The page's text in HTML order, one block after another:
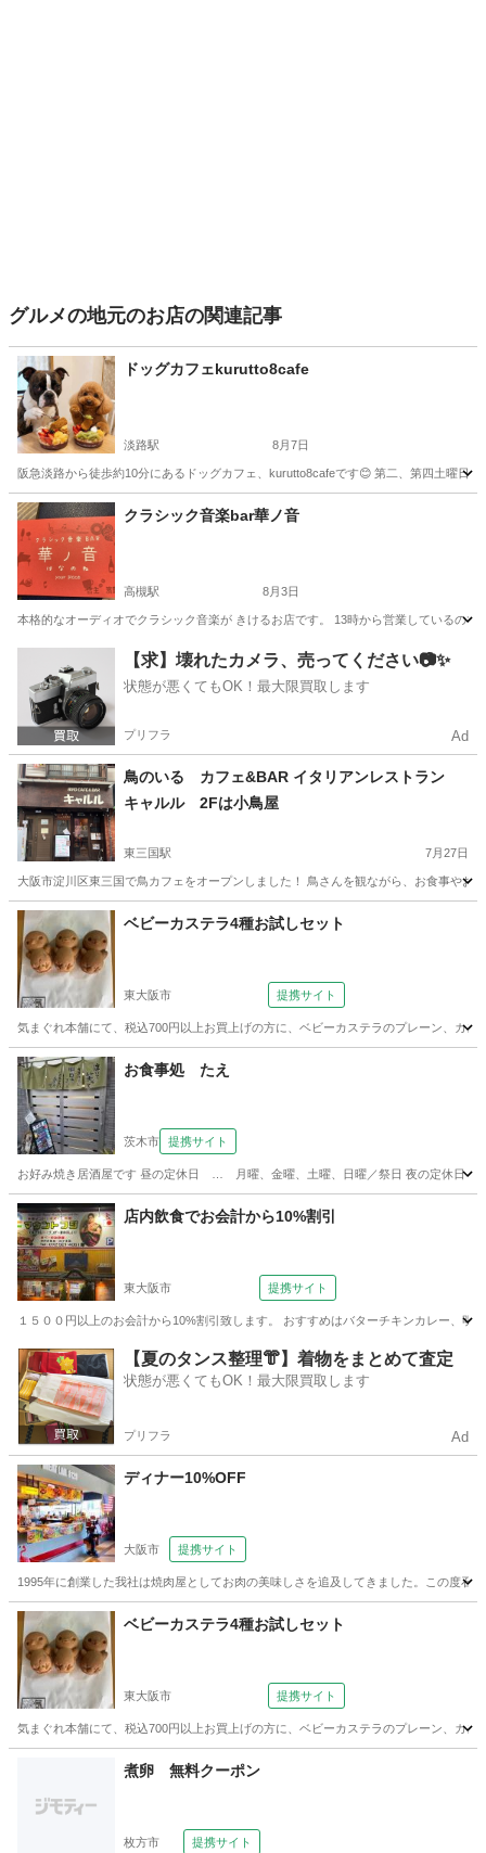
グルメの地元のお店の関連記事
ドッグカフェkurutto8cafe
淡路駅 8月7日
阪急淡路から徒歩約10分にあるドッグカフェ、kurutto8cafeです😊 第二、第四土曜日
大阪 大阪市 淡路駅 グルメ
クラシック音楽bar華ノ音
高槻駅 8月3日
本格的なオーディオでクラシック音楽が きけるお店です。 13時から営業しているの
高槻駅 カフェ
【求】壊れたカメラ、売ってください📷✨
状態が悪くてもOK！最大限買取します
プリフラ Ad
鳥のいる カフェ&BAR イタリアンレストラン
キャルル 2Fは小鳥屋
東三国駅 7月27日
大阪市淀川区東三国で鳥カフェをオープンしました！ 鳥さんを観ながら、お食事や
大阪 大阪市 東三国駅 カフェ 文鳥
ベビーカステラ4種お試しセット
東大阪市 提携サイト
気まぐれ本舗にて、税込700円以上お買上げの方に、ベビーカステラのプレーン、カ
大阪 東大阪市 その他
お食事処 たえ
茨木市 提携サイト
お好み焼き居酒屋です 昼の定休日 … 月曜、金曜、土曜、日曜／祭日 夜の定休
大阪 茨木市 居酒屋
店内飲食でお会計から10%割引
東大阪市 提携サイト
１５００円以上のお会計から10%割引致します。 おすすめはバターチキンカレー、
大阪 東大阪市 カレー
【夏のタンス整理👘】着物をまとめて査定
状態が悪くてもOK！最大限買取します
プリフラ Ad
ディナー10%OFF
大阪市 提携サイト
1995年に創業した我社は焼肉屋としてお肉の美味しさを追及してきました。この度石
大阪 大阪市 洋食
ベビーカステラ4種お試しセット
東大阪市 提携サイト
気まぐれ本舗にて、税込700円以上お買上げの方に、ベビーカステラのプレーン、カ
その他
煮卵 無料クーポン
枚方市 提携サイト